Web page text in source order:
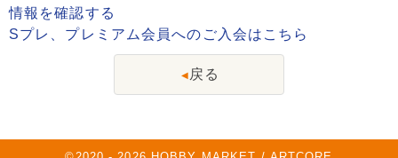
情報を確認する
Sプレ、プレミアム会員へのご入会はこちら
◀ 戻る